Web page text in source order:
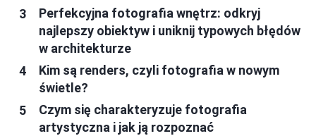
Perfekcyjna fotografia wnętrz: odkryj
najlepszy obiektyw i uniknij typowych błędów
w architekturze
Kim są renders, czyli fotografia w nowym
świetle?
Czym się charakteryzuje fotografia
artystyczna i jak ją rozpoznać